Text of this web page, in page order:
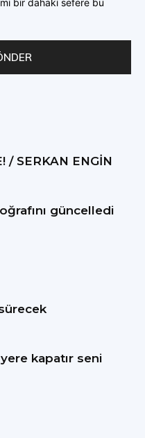
bir dahaki sefere bu
/ SERKAN ENGİN
güncelledi
kapatır seni